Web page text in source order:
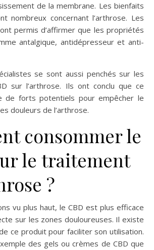
de la membrane. Les bienfaits
nombreux concernant l’arthrose. Les
permis d’affirmer que les propriétés
antalgique, antidépresseur et anti-
se sont aussi penchés sur les
sur l’arthrose. Ils ont conclu que ce
de forts potentiels pour empêcher le
douleurs de l’arthrose.
consommer le
le traitement
?
vu plus haut, le CBD est plus efficace
sur les zones douloureuses. Il existe
ce produit pour faciliter son utilisation.
des gels ou crèmes de CBD que